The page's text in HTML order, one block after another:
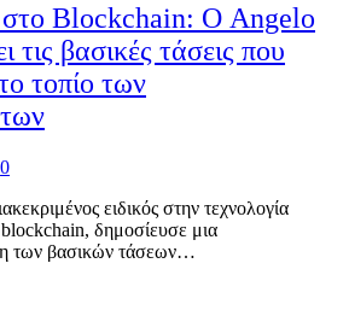
Blockchain: Ο Angelo
τις βασικές τάσεις που
τοπίο των
0
ειδικός στην τεχνολογία
δημοσίευσε μια
των βασικών τάσεων…